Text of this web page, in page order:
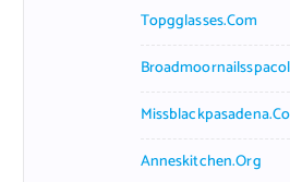
Topgglasses.com
Anneskitchen.org